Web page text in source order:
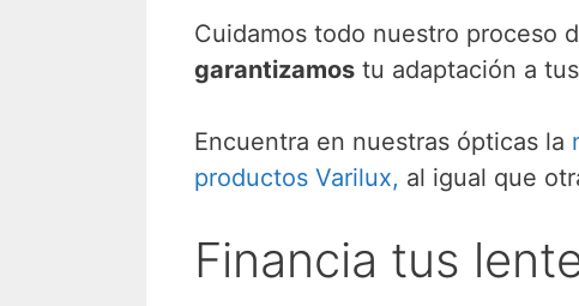
Cuidamos todo nuestro proceso
garantizamos tu adaptación a
Encuentra en nuestras ópticas la
productos Varilux, al igual que
Financia tus